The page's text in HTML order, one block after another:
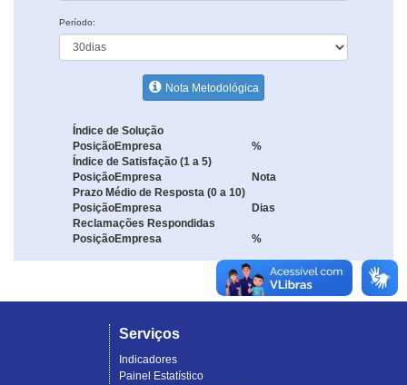
Período:
Nota Metodológica
Índice de Solução
PosiçãoEmpresa
%
Índice de Satisfação (1 a 5)
PosiçãoEmpresa
Nota
Prazo Médio de Resposta (0 a 10)
PosiçãoEmpresa
Dias
Reclamações Respondidas
PosiçãoEmpresa %
Serviços
Indicadores
Painel Estatístico